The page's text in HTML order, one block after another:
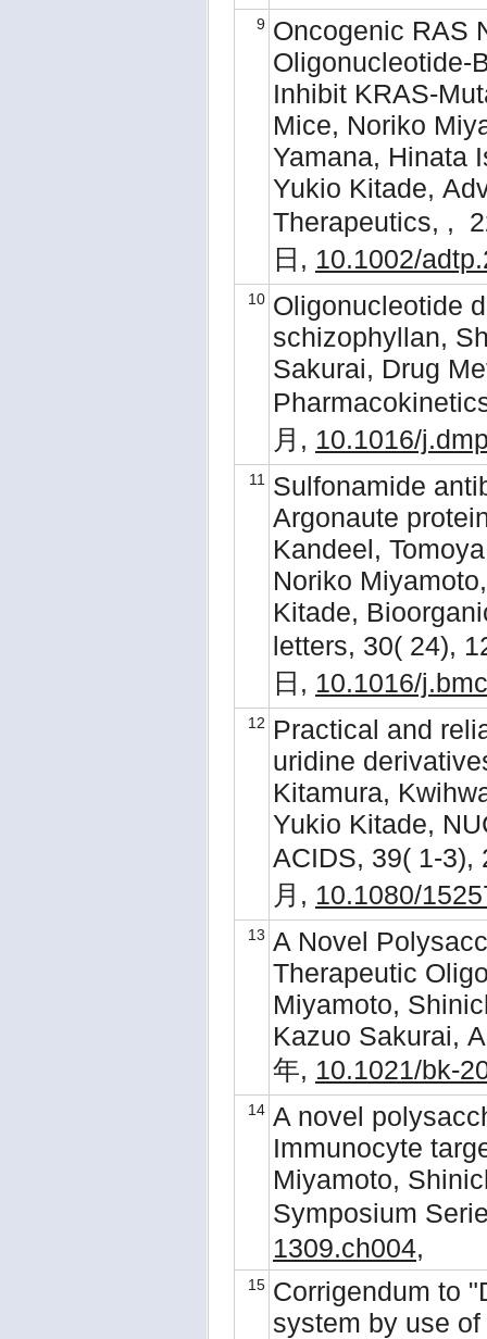
9 Oncogenic RAS
Inhibit
Mice, Noriko
Yamana, Hinata
Yukio Kitade,
Therapeutics, ,
日, 10.1002/
10 Oligonucleotide
schizophyllan,
Sakurai, Drug
月, 10.1016/
11
Sulfonamide
Argonaute
Kandeel,
Noriko
Kitade,
letters, 30( 24),
日, 10.1016/
12
Practical and
uridine
Kitamura,
Yukio Kitade,
ACIDS, 39( 1-3),
月, 10.1080/
13 A Novel
Therapeutic
Miyamoto,
Kazuo Sakurai,
年, 10.1021/bk-
14 A novel
Immunocyte
Miyamoto,
Symposium
1309.ch004,
15 Corrigendum to
system by use